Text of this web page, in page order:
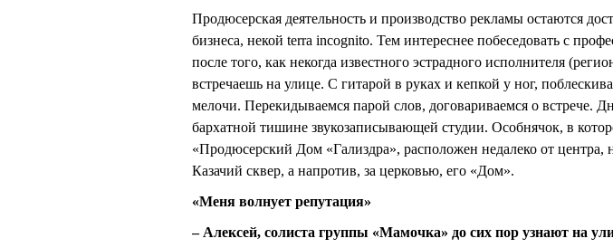
Продюсерская деятельность и производство рекламы остаются
бизнеса, некой terra incognito. Тем интереснее побеседовать с
после того, как некогда известного эстрадного исполнителя
встречаешь на улице. С гитарой в руках и кепкой у ног,
мелочи. Перекидываемся парой слов, договариваемся о встрече.
бархатной тишине звукозаписывающей студии. Особнячок, в
«Продюсерский Дом «Гализдра», расположен недалеко от центра,
Казачий сквер, а напротив, за церковью, его «Дом».
«Меня волнует репутация»
– Алексей, солиста группы «Мамочка» до сих пор узнают на